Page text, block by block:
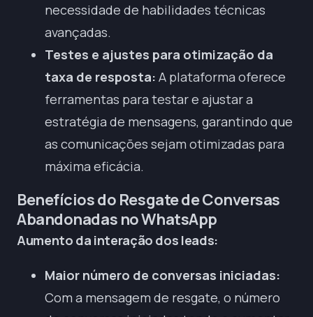
necessidade de habilidades técnicas
avançadas.
Testes e ajustes para otimização da
taxa de resposta: A plataforma oferece
ferramentas para testar e ajustar a
estratégia de mensagens, garantindo que
as comunicações sejam otimizadas para
máxima eficácia.
Benefícios do Resgate de Conversas
Abandonadas no WhatsApp
Aumento da interação dos leads:
Maior número de conversas iniciadas:
Com a mensagem de resgate, o número